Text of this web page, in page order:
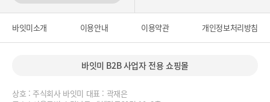
바잇미소개 이용안내 이용약관 개인정보처리방침
바잇미 B2B 사업자 전용 쇼핑몰
상호 : 주식회사 바잇미 대표 : 곽재은